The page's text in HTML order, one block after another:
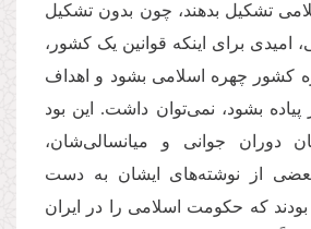
تشکیل بدهند، چون بدون تشکیل
برای اینکه قوانین یک کشور،
کشور چهره اسلامی بشود و اهداف
بشود، نمی‌توان داشت. این بود
دوران جوانی و میانسالی‌شان،
از نوشته‌های ایشان به دست
بودند که حکومت اسلامی را در ایران